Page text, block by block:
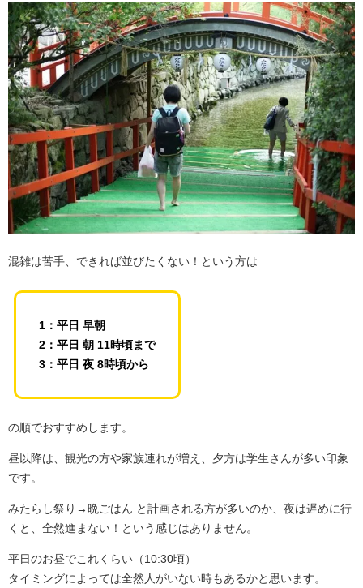
混雑は苦手、できれば並びたくない！という方は
1：平日 早朝
2：平日 朝 11時頃まで
3：平日 夜 8時頃から
の順でおすすめします。
昼以降は、観光の方や家族連れが増え、夕方は学生さんが多い印象
です。
みたらし祭り→晩ごはん と計画される方が多いのか、夜は遅めに行
くと、全然進まない！という感じはありません。
平日のお昼でこれくらい（10:30頃）
タイミングによっては全然人がいない時もあるかと思います。